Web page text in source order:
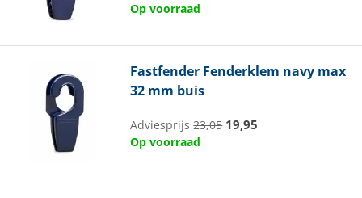
Op voorraad
Fastfender Fenderklem navy max
32 mm buis
Adviesprijs23,05 19,95
Op voorraad